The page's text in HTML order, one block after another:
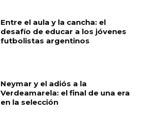
Entre el aula y la cancha: el
desafío de educar a los jóvenes
futbolistas argentinos
Neymar y el adiós a la
Verdeamarela: el final de una era
en la selección